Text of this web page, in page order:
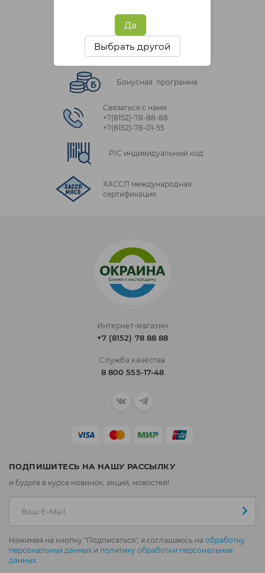
Да
Выбрать другой
500руб.
Цены от производителя!
Бонусная программа
Связаться с нами
+7(8152)‑78‑88‑88
+7(8152)‑78‑01‑55
PIC индивидуальный код
ХАССП международная
сертификация
Интернет-магазин
+7 (8152) 78 88 88
Служба качества
8 800 555-17-48
ПОДПИШИТЕСЬ НА НАШУ РАССЫЛКУ
и будьте в курсе новинок, акций, новостей!
Нажимая на кнопку "Подписаться", я соглашаюсь на обработку
персональных данных и политику обработки персональных
данных